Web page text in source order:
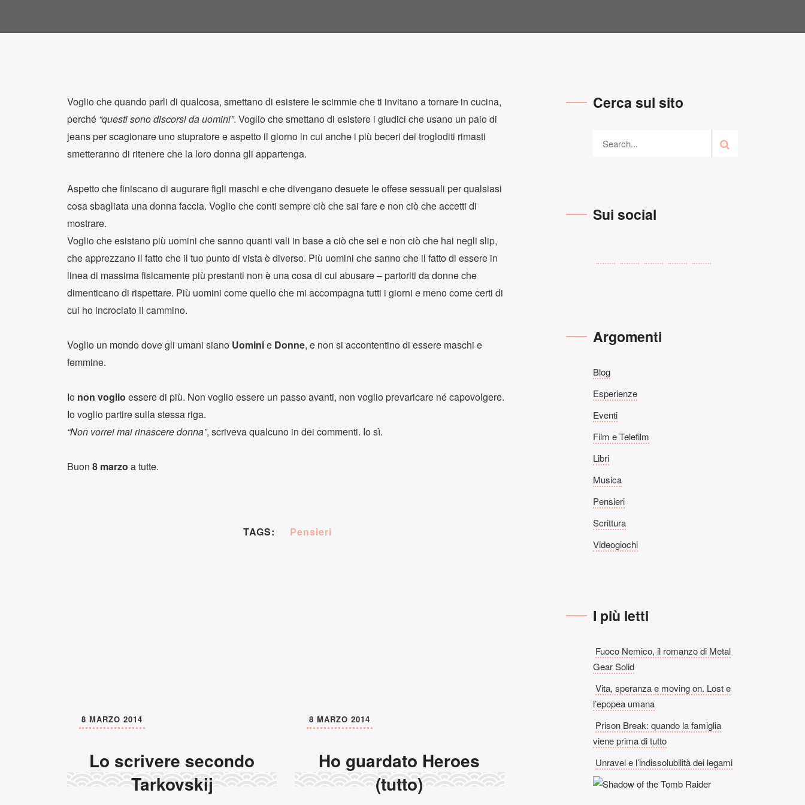
Voglio che quando parli di qualcosa, smettano di esistere le scimmie che ti invitano a tornare in cucina,
perché “questi sono discorsi da uomini”. Voglio che smettano di esistere i giudici che usano un paio di
jeans per scagionare uno stupratore e aspetto il giorno in cui anche i più beceri dei trogloditi rimasti
smetteranno di ritenere che la loro donna gli appartenga.
Aspetto che finiscano di augurare figli maschi e che divengano desuete le offese sessuali per qualsiasi
cosa sbagliata una donna faccia. Voglio che conti sempre ciò che sai fare e non ciò che accetti di
mostrare.
Voglio che esistano più uomini che sanno quanti vali in base a ciò che sei e non ciò che hai negli slip,
che apprezzano il fatto che il tuo punto di vista è diverso. Più uomini che sanno che il fatto di essere in
linea di massima fisicamente più prestanti non è una cosa di cui abusare – partoriti da donne che
dimenticano di rispettare. Più uomini come quello che mi accompagna tutti i giorni e meno come certi di
cui ho incrociato il cammino.
Voglio un mondo dove gli umani siano Uominie Donne, e non si accontentino di essere maschi e
femmine.
Io non voglio essere di più. Non voglio essere un passo avanti, non voglio prevaricare né capovolgere.
Io voglio partire sulla stessa riga.
“Non vorrei mai rinascere donna”, scriveva qualcuno in dei commenti. Io sì.
Buon 8 marzo a tutte.
TAGS: Pensieri
Lo scrivere secondo
Tarkovskij
8 MARZO 2014
Ho guardato Heroes
(tutto)
8 MARZO 2014
Cerca sul sito
Sui social
Argomenti
Blog
Esperienze
Eventi
Film e Telefilm
Libri
Musica
Pensieri
Scrittura
Videogiochi
I più letti
Fuoco Nemico, il romanzo di Metal
Gear Solid
Vita, speranza e moving on. Lost e
l’epopea umana
Prison Break: quando la famiglia
viene prima di tutto
Unravel e l’indissolubilità dei legami
Da leggere